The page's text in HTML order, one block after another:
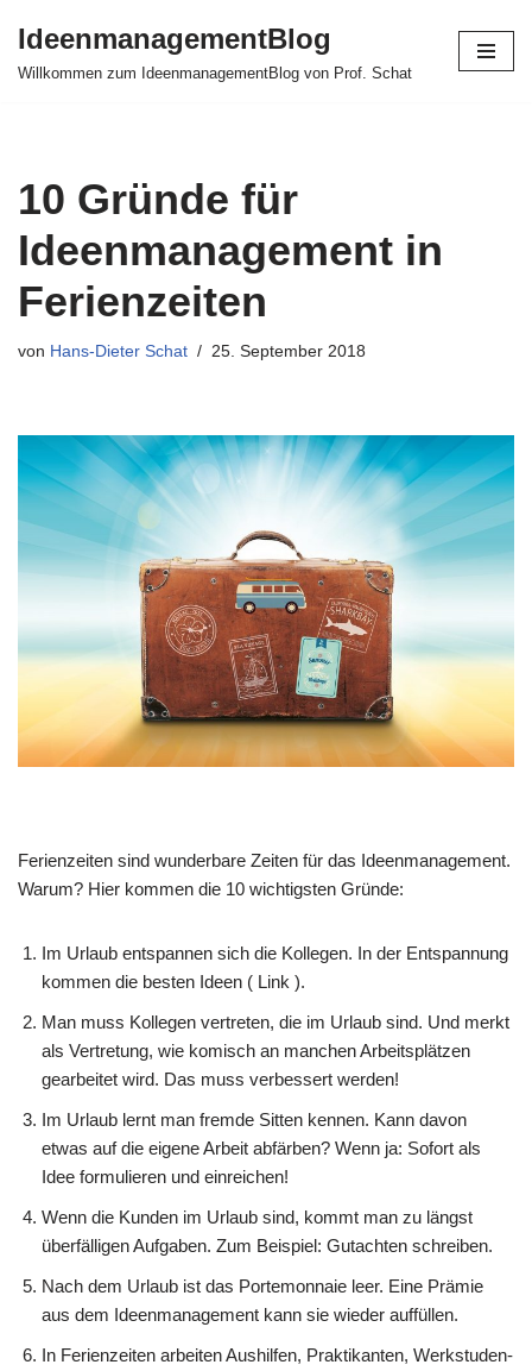
Zum
IdeenmanagementBlog
Willkommen zum IdeenmanagementBlog von Prof. Schat
10 Gründe für
Ideenmanagement in
Ferienzeiten
von Hans-Dieter Schat 25. September 2018
Feri­en­zei­ten sind wun­der­ba­re Zei­ten für das Ideen­ma­nage­ment.
War­um? Hier kom­men die 10 wich­tig­sten Gründe:
Im Urlaub ent­span­nen sich die Kol­le­gen. In der Ent­span­nung
kom­men die besten Ideen ( Link ).
Man muss Kol­le­gen ver­tre­ten, die im Urlaub sind. Und merkt
als Ver­tre­tung, wie komisch an man­chen Arbeits­plät­zen
gear­bei­tet wird. Das muss ver­bes­sert werden!
Im Urlaub lernt man frem­de Sit­ten ken­nen. Kann davon
etwas auf die eige­ne Arbeit abfär­ben? Wenn ja: Sofort als
Idee for­mu­lie­ren und einreichen!
Wenn die Kun­den im Urlaub sind, kommt man zu längst
über­fäl­li­gen Auf­ga­ben. Zum Bei­spiel: Gut­ach­ten schreiben.
Nach dem Urlaub ist das Porte­mon­naie leer. Eine Prä­mie
aus dem Ideen­ma­nage­ment kann sie wie­der auffüllen.
In Feri­en­zei­ten arbei­ten Aus­hil­fen, Prak­ti­kan­ten, Werk­stu­den­